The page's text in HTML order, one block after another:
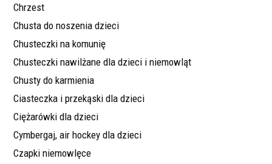
Chrzest
Chusta do noszenia dzieci
Chusteczki na komunię
Chusteczki nawilżane dla dzieci i niemowląt
Chusty do karmienia
Ciasteczka i przekąski dla dzieci
Ciężarówki dla dzieci
Cymbergaj, air hockey dla dzieci
Czapki niemowlęce